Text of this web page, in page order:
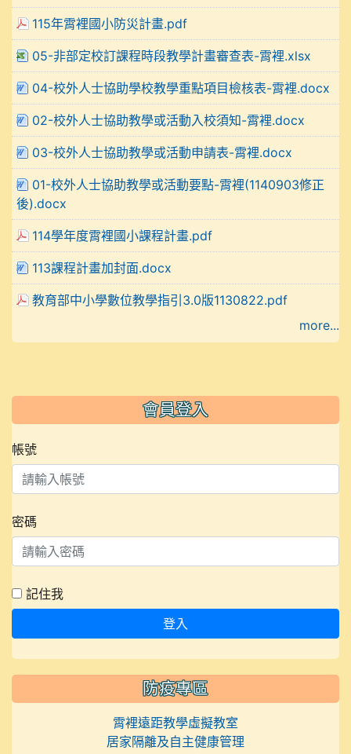
115年霄裡國小防災計畫.pdf
05-非部定校訂課程時段教學計畫審查表-霄裡.xlsx
04-校外人士協助學校教學重點項目檢核表-霄裡.docx
02-校外人士協助教學或活動入校須知-霄裡.docx
03-校外人士協助教學或活動申請表-霄裡.docx
01-校外人士協助教學或活動要點-霄裡(1140903修正
後).docx
114學年度霄裡國小課程計畫.pdf
113課程計畫加封面.docx
教育部中小學數位教學指引3.0版1130822.pdf
more...
會員登入
帳號
密碼
記住我
登入
防疫專區
霄裡遠距教學虛擬教室
居家隔離及自主健康管理